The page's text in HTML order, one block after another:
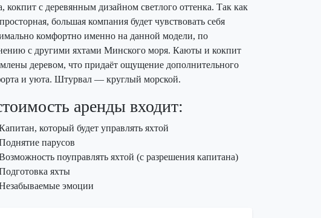
кокпит с деревянным дизайном светлого оттенка. Так как
большая компания будет чувствовать себя
комфортно именно на данной модели, по
с другими яхтами Минского моря. Каюты и кокпит
деревом, что придаёт ощущение дополнительного
и уюта. Штурвал — круглый морской.
аренды входит:
который будет управлять яхтой
парусов
поуправлять яхтой (с разрешения капитана)
яхты
эмоции